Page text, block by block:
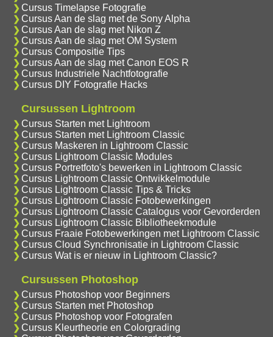
Cursus Timelapse Fotografie
Cursus Aan de slag met de Sony Alpha
Cursus Aan de slag met Nikon Z
Cursus Aan de slag met OM System
Cursus Compositie Tips
Cursus Aan de slag met Canon EOS R
Cursus Industriele Nachtfotografie
Cursus DIY Fotografie Hacks
Cursussen Lightroom
Cursus Starten met Lightroom
Cursus Starten met Lightroom Classic
Cursus Maskeren in Lightroom Classic
Cursus Lightroom Classic Modules
Cursus Portretfoto's bewerken in Lightroom Classic
Cursus Lightroom Classic Ontwikkelmodule
Cursus Lightroom Classic Tips & Tricks
Cursus Lightroom Classic Fotobewerkingen
Cursus Lightroom Classic Catalogus voor Gevorderden
Cursus Lightroom Classic Bibliotheekmodule
Cursus Fraaie Fotobewerkingen met Lightroom Classic
Cursus Cloud Synchronisatie in Lightroom Classic
Cursus Wat is er nieuw in Lightroom Classic?
Cursussen Photoshop
Cursus Photoshop voor Beginners
Cursus Starten met Photoshop
Cursus Photoshop voor Fotografen
Cursus Kleurtheorie en Colorgrading